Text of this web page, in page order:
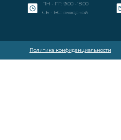
ПН - ПТ: 9.00 -18.00
СБ - ВС: выходной
Политика конфиденциальности